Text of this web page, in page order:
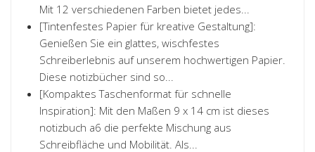
Mit 12 verschiedenen Farben bietet jedes...
[Tintenfestes Papier für kreative Gestaltung]:
Genießen Sie ein glattes, wischfestes
Schreiberlebnis auf unserem hochwertigen Papier.
Diese notizbücher sind so...
[Kompaktes Taschenformat für schnelle
Inspiration]: Mit den Maßen 9 x 14 cm ist dieses
notizbuch a6 die perfekte Mischung aus
Schreibfläche und Mobilität. Als...